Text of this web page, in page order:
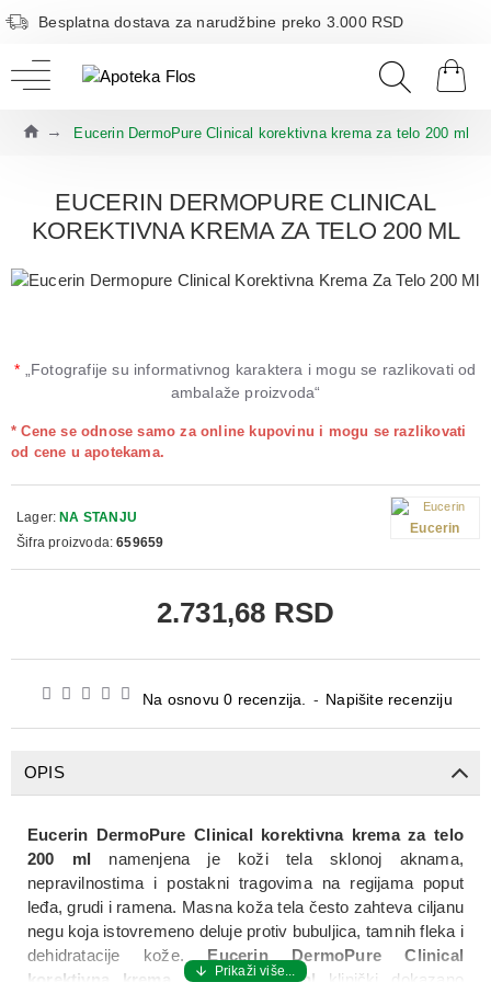
Besplatna dostava za narudžbine preko 3.000 RSD
Eucerin DermoPure Clinical korektivna krema za telo 200 ml
EUCERIN DERMOPURE CLINICAL
KOREKTIVNA KREMA ZA TELO 200 ML
* „Fotografije su informativnog karaktera i mogu se razlikovati od
ambalaže proizvoda“
Na osnovu 0 recenzija. - Napišite recenziju
* Cene se odnose samo za online kupovinu i mogu se razlikovati
od cene u apotekama.
2.731,68 RSD
Lager: NA STANJU
Šifra proizvoda: 659659
Eucerin
OPIS
Eucerin DermoPure Clinical korektivna krema za telo
200 ml namenjena je koži tela sklonoj aknama,
nepravilnostima i postakni tragovima na regijama poput
leđa, grudi i ramena. Masna koža tela često zahteva ciljanu
negu koja istovremeno deluje protiv bubuljica, tamnih fleka i
dehidratacije kože. Eucerin DermoPure Clinical